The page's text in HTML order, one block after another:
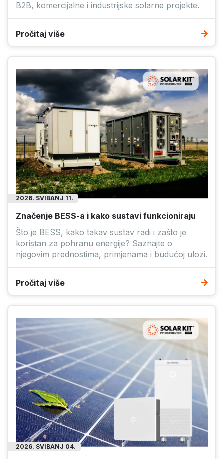
B2B, komercijalne i industrijske solarne projekte.
Pročitaj više
2026. SVIBANJ 11.
Značenje BESS-a i kako sustavi funkcioniraju
Što je BESS, kako takav sustav radi i zašto je
koristan za pohranu energije? Saznajte o
njegovim prednostima, primjenama i budućoj ulozi.
Pročitaj više
2026. SVIBANJ 04.